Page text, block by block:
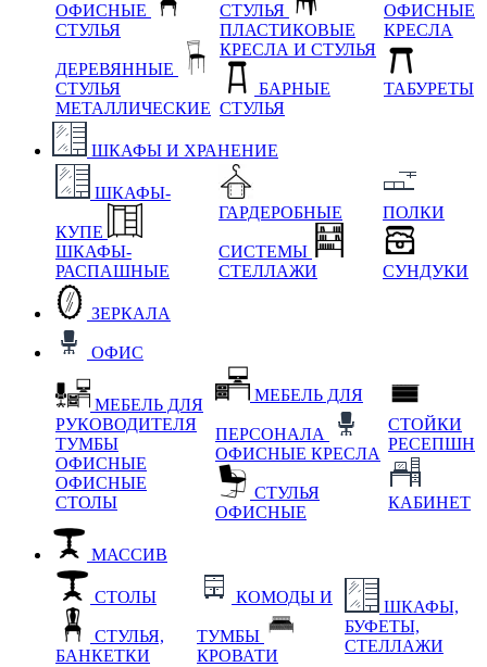
ОФИСНЫЕ
СТУЛЬЯ
ДЕРЕВЯННЫЕ
СТУЛЬЯ
МЕТАЛЛИЧЕСКИЕ
СТУЛЬЯ
ПЛАСТИКОВЫЕ
КРЕСЛА И СТУЛЬЯ
БАРНЫЕ
СТУЛЬЯ
ОФИСНЫЕ
КРЕСЛА
ТАБУРЕТЫ
ШКАФЫ И ХРАНЕНИЕ
ШКАФЫ-
КУПЕ
ШКАФЫ-
РАСПАШНЫЕ
ГАРДЕРОБНЫЕ
СИСТЕМЫ
СТЕЛЛАЖИ
ПОЛКИ
СУНДУКИ
ЗЕРКАЛА
ОФИС
МЕБЕЛЬ ДЛЯ
РУКОВОДИТЕЛЯ
ТУМБЫ
ОФИСНЫЕ
ОФИСНЫЕ
СТОЛЫ
МЕБЕЛЬ ДЛЯ
ПЕРСОНАЛА
ОФИСНЫЕ КРЕСЛА
СТУЛЬЯ
ОФИСНЫЕ
СТОЙКИ
РЕСЕПШН
КАБИНЕТ
МАССИВ
СТОЛЫ
СТУЛЬЯ,
БАНКЕТКИ
КОМОДЫ И
ТУМБЫ
КРОВАТИ
ШКАФЫ,
БУФЕТЫ,
СТЕЛЛАЖИ